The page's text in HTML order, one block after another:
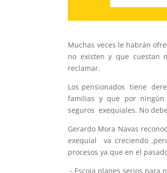
Muchas veces le habrán
no existen y que cuestan
reclamar.
Los pensionados tiene
familias y que por ningún
seguros exequiales. No
Gerardo Mora Navas
exequial va creciendo
procesos ya que en el
-.Escoja planes serios para